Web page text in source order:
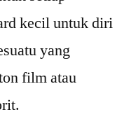
kecil untuk diri
yang
film atau